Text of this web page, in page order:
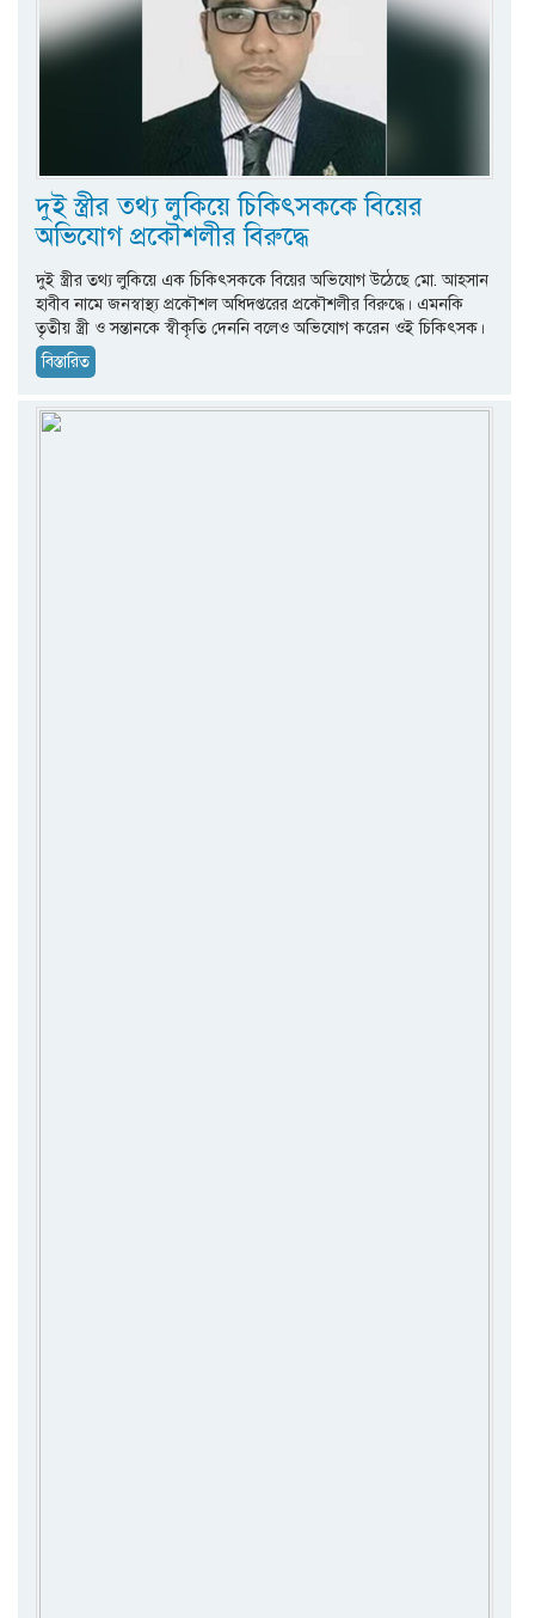
দুই স্ত্রীর তথ্য লুকিয়ে চিকিৎসককে বিয়ের
অভিযোগ প্রকৌশলীর বিরুদ্ধে
দুই স্ত্রীর তথ্য লুকিয়ে এক চিকিৎসককে বিয়ের অভিযোগ উঠেছে মো. আহসান
হাবীব নামে জনস্বাস্থ্য প্রকৌশল অধিদপ্তরের প্রকৌশলীর বিরুদ্ধে। এমনকি
তৃতীয় স্ত্রী ও সন্তানকে স্বীকৃতি দেননি বলেও অভিযোগ করেন ওই চিকিৎসক।
বিস্তারিত